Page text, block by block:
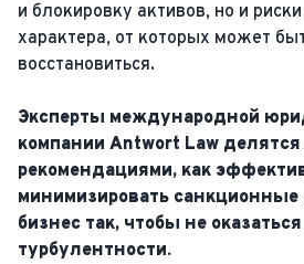
и блокировку активов, но и
характера, от которых может
восстановиться.
Эксперты международной
компании Antwort Law делятся
рекомендациями, как
минимизировать санкционные
бизнес так, чтобы не
турбулентности.